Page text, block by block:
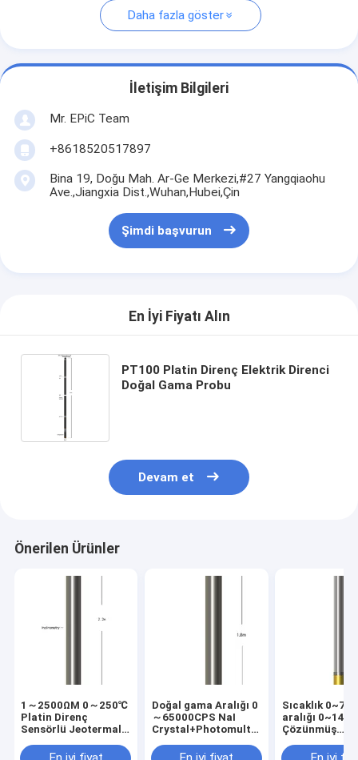
Daha fazla göster
İletişim Bilgileri
Mr. EPiC Team
+8618520517897
Bina 19, Doğu Mah. Ar-Ge Merkezi,#27 Yangqiaohu
Ave.,Jiangxia Dist.,Wuhan,Hubei,Çin
Şimdi başvurun
En İyi Fiyatı Alın
PT100 Platin Direnç Elektrik Direnci
Doğal Gama Probu
Devam et
Önerilen Ürünler
1～2500ΩM 0～250℃
Platin Direnç
Sensörlü Jeotermal
İnklinometri
Doğal gama Aralığı 0
～65000CPS NaI
Crystal+Photomultiplier
Sıcaklık&Gama
Sıcaklık
aralığı
Çözünmüş
Kalitesi Probu